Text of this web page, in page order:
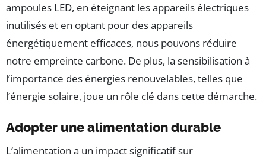
ampoules LED, en éteignant les appareils électriques
inutilisés et en optant pour des appareils
énergétiquement efficaces, nous pouvons réduire
notre empreinte carbone. De plus, la sensibilisation à
l’importance des énergies renouvelables, telles que
l’énergie solaire, joue un rôle clé dans cette démarche.
Adopter une alimentation durable
L’alimentation a un impact significatif sur